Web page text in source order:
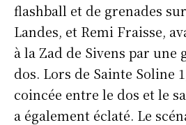
flashball et de grenades
Landes, et Remi Fraisse,
à la Zad de Sivens par une
dos. Lors de Sainte Soline
coincée entre le dos et le
a également éclaté. Le